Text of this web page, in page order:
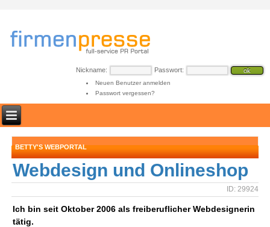
Nickname: Passwort:
Neuen Benutzer anmelden
Passwort vergessen?
BETTY'S WEBPORTAL
Webdesign und Onlineshop
ID: 29924
Ich bin seit Oktober 2006 als freiberuflicher Webdesignerin
tätig.